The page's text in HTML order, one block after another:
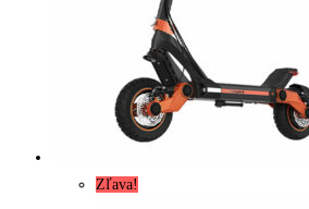
Zľava!